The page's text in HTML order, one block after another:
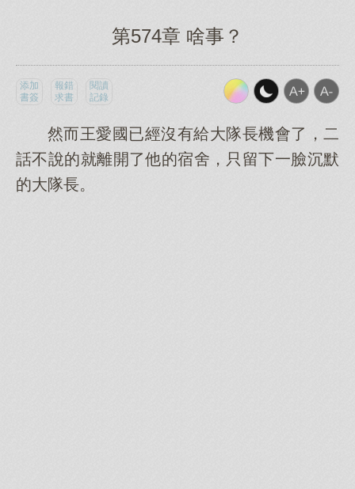
第574章 啥事？
添加
書簽
報錯
求書
閱讀
記錄
然而王愛國已經沒有給大隊長機會了，二
話不說的就離開了他的宿舍，只留下一臉沉默
的大隊長。